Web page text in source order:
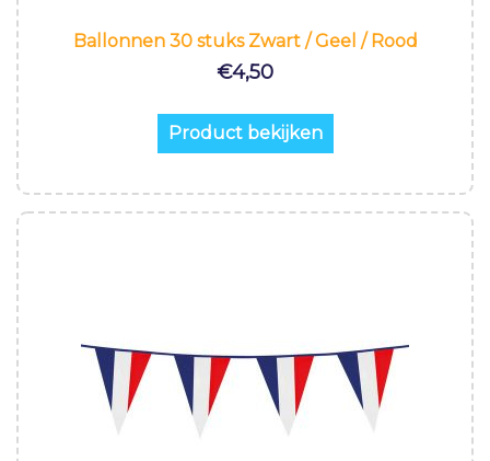
Ballonnen 30 stuks Zwart / Geel / Rood
€4,50
Product bekijken